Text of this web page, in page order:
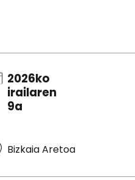
2026ko
irailaren
9a
Bizkaia Aretoa